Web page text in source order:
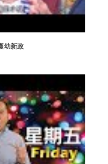
幼新政